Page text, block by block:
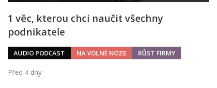
1 věc, kterou chci naučit všechny
podnikatele
AUDIO PODCAST NA VOLNÉ NOZE RŮST FIRMY
Před 4 dny